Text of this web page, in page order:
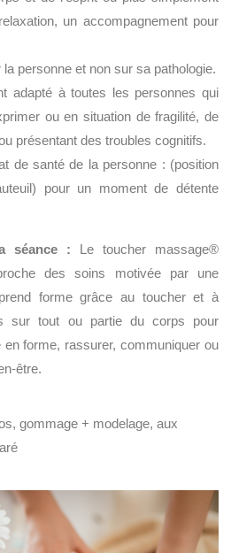
un accompagnement pour
personne et non sur sa pathologie.
adapté à toutes les personnes qui
ou en situation de fragilité, de
présentant des troubles cognitifs.
de santé de la personne : (position
pour un moment de détente
séance : Le toucher massage®
des soins motivée par une
forme grâce au toucher et à
sur tout ou partie du corps pour
forme, rassurer, communiquer ou
être.
gommage + modelage, aux